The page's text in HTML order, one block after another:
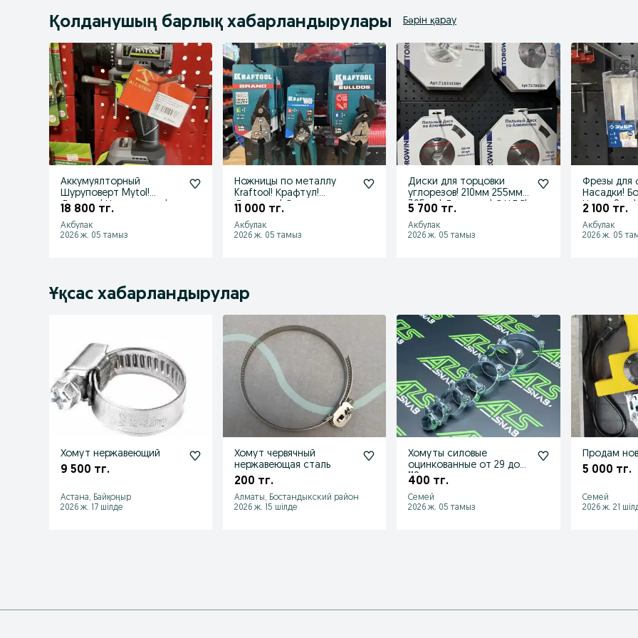
Қолданушың барлық хабарландырулары Бәрін қарау
Аккумуялторный
Шуруповерт Mytol!
Досавка! Низкие цены!
18 800 тг.
Акбулак
2026 ж. 05 тамыз
Ножницы по металлу
Kraftool! Крафтул!
Доставка! Открыты до
11 000 тг.
Акбулак
2026 ж. 05 тамыз
Диски для торцовки
углорезов! 210мм 255мм
305мм! Доставка! С НДС!
5 700 тг.
Акбулак
2026 ж. 05 тамыз
Фрезы для
Насадки!
Цанга 8мм!
2 100 тг.
Акбулак
2026 ж. 05
Ұқсас хабарландырулар
Хомут нержавеющий
9 500 тг.
Астана, Байқоңыр
2026 ж. 17 шілде
Хомут червячный
нержавеющая сталь
200 тг.
Алматы, Бостандыкский район
2026 ж. 15 шілде
Хомуты силовые
оцинкованные от 29 до
118 мм
400 тг.
Семей
2026 ж. 05 тамыз
Продам
5 000 тг.
Семей
2026 ж. 21